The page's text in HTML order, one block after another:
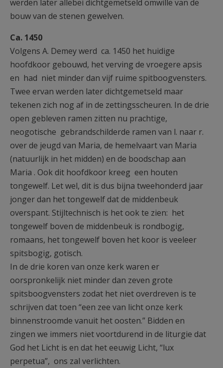
werden later allebei dichtgemetseld omwille van de
bouw van de stenen gewelven.
Ca. 1450
Volgens A. Demey werd ca. 1450 het huidige
hoofdkoor gebouwd, het verving de vroegere apsis
en had niet minder dan vijf ruime spitboogvensters.
Twee ervan werden later dichtgemetseld maar
tekenen zich nog af in de zettingsscheuren. In de drie
open gebleven ramen zitten nu prachtige,
neogotische gebrandschilderde ramen van l. naar r.
over de jeugd van Maria, de hemelvaart van Maria
(natuurlijk in het midden) en de boodschap aan
Maria . Ook dit hoofdkoor kreeg een houten
tongewelf. Let wel, dit is dus bijna tweehonderd jaar
jonger dan het tongewelf dat de middenbeuk
overspant. Stijltechnisch is het ook te zien: het
tongewelf boven de middenbeuk is rondbogig,
romaans, het tongewelf boven het koor is veeleer
spitsbogig, gotisch.
In de drie koren van onze kerk waren er
oorspronkelijk niet minder dan zeven grote
spitsboogvensters zodat het niet overdreven is te
schrijven dat toen “een zee van licht onze kerk
binnenstroomde vanuit het oosten.” Bidden en
zingen we immers niet voortdurend in de liturgie dat
God het Licht is en dat het eeuwig Licht, “lux
perpetua”, ons zal verlichten.